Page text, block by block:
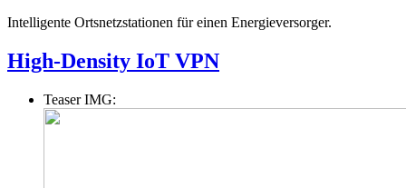
Intelligente Ortsnetzstationen für einen Energieversorger.
High-Density IoT VPN
Teaser IMG: